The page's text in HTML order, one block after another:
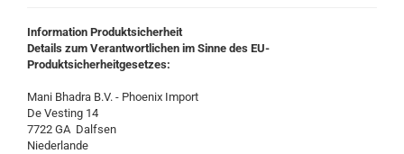
Information Produktsicherheit
Details zum Verantwortlichen im Sinne des EU-
Produktsicherheitgesetzes:
Mani Bhadra B.V. - Phoenix Import
De Vesting 14
7722 GA Dalfsen
Niederlande